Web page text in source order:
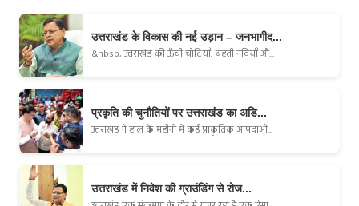
उत्तराखंड के विकास की नई उड़ान – जनभागीद...
&nbsp; उत्तराखंड की ऊँची चोटियाँ, बहती नदियाँ औ...
प्रकृति की चुनौतियों पर उत्तराखंड का अडि...
उत्तराखंड ने हाल के महीनों में कई प्राकृतिक आपदाओं...
उत्तराखंड में निवेश की ग्राउंडिंग से रोज...